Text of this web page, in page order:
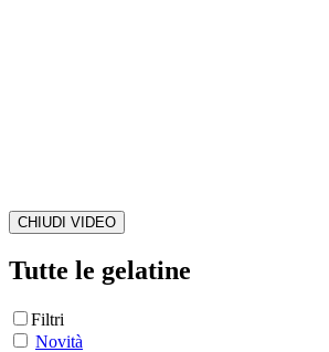
CHIUDI VIDEO
Tutte le gelatine
Filtri
Novità